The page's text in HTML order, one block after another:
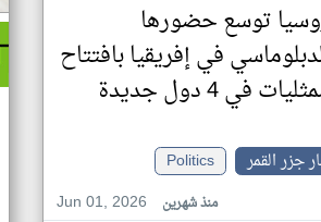
توسع حضورها
في إفريقيا بافتتاح
في 4 دول جديدة
جزر القمر
Politics
Jun 01, 2026
منذ شهرين